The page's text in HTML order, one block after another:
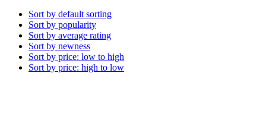
Sort by default sorting
Sort by popularity
Sort by average rating
Sort by newness
Sort by price: low to high
Sort by price: high to low